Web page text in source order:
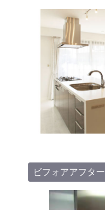
ビフォアアフター